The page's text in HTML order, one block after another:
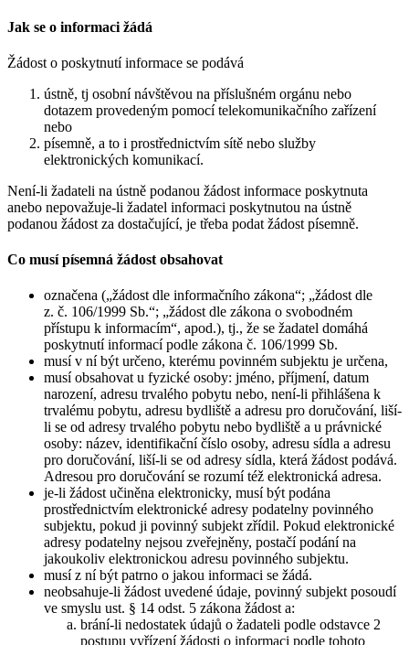
Jak se o informaci žádá
Žádost o poskytnutí informace se podává
ústně, tj osobní návštěvou na příslušném orgánu nebo
dotazem provedeným pomocí telekomunikačního zařízení
nebo
písemně, a to i prostřednictvím sítě nebo služby
elektronických komunikací.
Není-li žadateli na ústně podanou žádost informace poskytnuta
anebo nepovažuje-li žadatel informaci poskytnutou na ústně
podanou žádost za dostačující, je třeba podat žádost písemně.
Co musí písemná žádost obsahovat
označena („žádost dle informačního zákona“; „žádost dle
z. č. 106/1999 Sb.“; „žádost dle zákona o svobodném
přístupu k informacím“, apod.), tj., že se žadatel domáhá
poskytnutí informací podle zákona č. 106/1999 Sb.
musí v ní být určeno, kterému povinném subjektu je určena,
musí obsahovat u fyzické osoby: jméno, příjmení, datum
narození, adresu trvalého pobytu nebo, není-li přihlášena k
trvalému pobytu, adresu bydliště a adresu pro doručování, liší-
li se od adresy trvalého pobytu nebo bydliště a u právnické
osoby: název, identifikační číslo osoby, adresu sídla a adresu
pro doručování, liší-li se od adresy sídla, která žádost podává.
Adresou pro doručování se rozumí též elektronická adresa.
je-li žádost učiněna elektronicky, musí být podána
prostřednictvím elektronické adresy podatelny povinného
subjektu, pokud ji povinný subjekt zřídil. Pokud elektronické
adresy podatelny nejsou zveřejněny, postačí podání na
jakoukoliv elektronickou adresu povinného subjektu.
musí z ní být patrno o jakou informaci se žádá.
neobsahuje-li žádost uvedené údaje, povinný subjekt posoudí
ve smyslu ust. § 14 odst. 5 zákona žádost a:
brání-li nedostatek údajů o žadateli podle odstavce 2
postupu vyřízení žádosti o informaci podle tohoto